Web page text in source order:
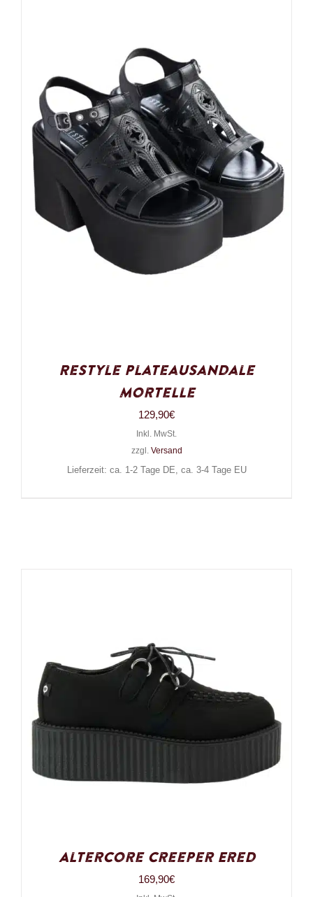
Restyle Plateausandale
Mortelle
129,90€
Inkl. MwSt.
zzgl. Versand
Lieferzeit: ca. 1-2 Tage DE, ca. 3-4 Tage EU
Altercore Creeper Ered
169,90€